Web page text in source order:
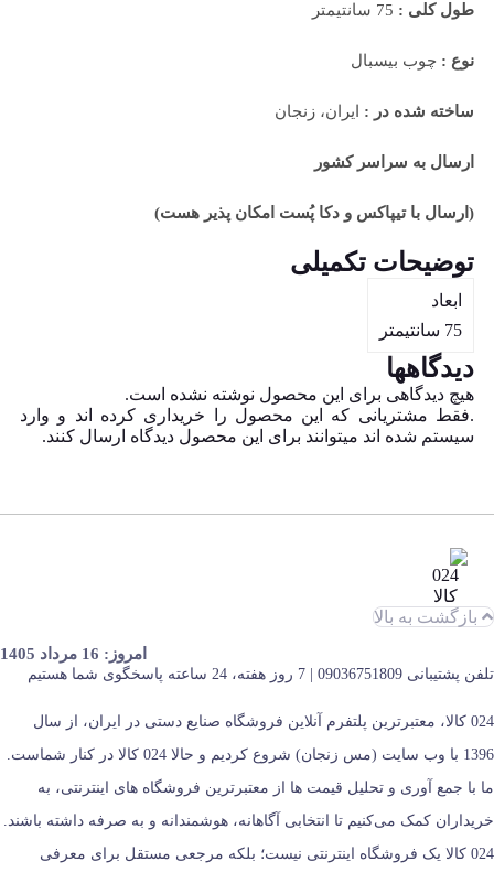
طول کلی :
نوع : چوب بیسبال
ساخته شده در : ایران، زنجان
ارسال به سراسر کشور
(ارسال با تیپاکس و دکا پُست امکان پذیر هست)
توضیحات تکمیلی
ابعاد
75 سانتیمتر
دیدگاهها
هیچ دیدگاهی برای این محصول نوشته نشده است.
.فقط مشتریانی که این محصول را خریداری کرده اند و وارد
سیستم شده اند میتوانند برای این محصول دیدگاه ارسال کنند.
بازگشت به بالا
امروز: 16 مرداد 1405
تلفن پشتیبانی 09036751809 | 7 روز هفته، 24 ساعته پاسخگوی شما هستیم
024 کالا، معتبرترین پلتفرم آنلاین فروشگاه صنایع دستی در ایران، از سال
1396 با وب سایت (مس زنجان) شروع کردیم و حالا 024 کالا در کنار شماست.
ما با جمع‌ آوری و تحلیل قیمت‌ ها از معتبرترین فروشگاه‌ های اینترنتی، به
خریداران کمک می‌کنیم تا انتخابی آگاهانه، هوشمندانه و به‌ صرفه داشته باشند.
024 کالا یک فروشگاه اینترنتی نیست؛ بلکه مرجعی مستقل برای معرفی